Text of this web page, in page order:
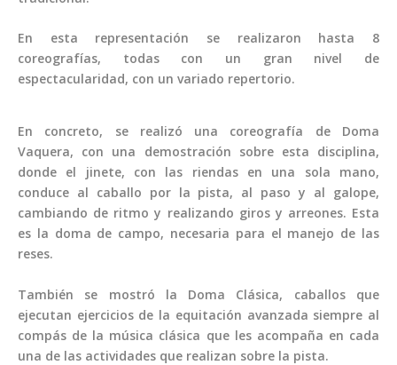
En esta representación se realizaron hasta 8
coreografías, todas con un gran nivel de
espectacularidad, con un variado repertorio.
En concreto, se realizó una coreografía de Doma
Vaquera, con una demostración sobre esta disciplina,
donde el jinete, con las riendas en una sola mano,
conduce al caballo por la pista, al paso y al galope,
cambiando de ritmo y realizando giros y arreones. Esta
es la doma de campo, necesaria para el manejo de las
reses.
También se mostró la Doma Clásica, caballos que
ejecutan ejercicios de la equitación avanzada siempre al
compás de la música clásica que les acompaña en cada
una de las actividades que realizan sobre la pista.